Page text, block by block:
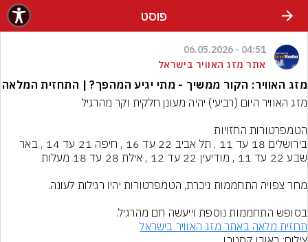
פוסט
04:51 - 06.05.2026
אתר מזג האוויר בישראל
מזג האוויר: הקור ממשיך - מתי יגיע המהפך? | התחזית המלאה
הטמפרטורות החזויות
בירושלים 18 עד 11 , תל אביב 22 עד 16 , חיפה 21 עד 14 , באר
שבע 22 עד 11 , מודיעין 22 עד 12 , אילת 28 עד 18 מעלות
בסופש התחממות נוספת וייעשה חם מהרגיל.
תחזית מלאה באתר מזג האוויר בישראל